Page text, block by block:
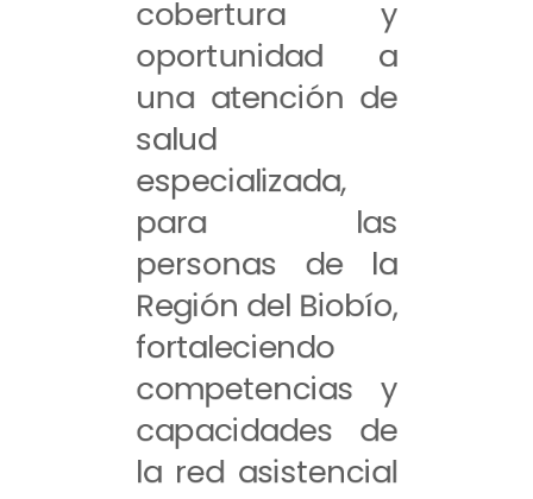
cobertura y
oportunidad a
una atención de
salud
especializada,
para las
personas de la
Región del Biobío,
fortaleciendo
competencias y
capacidades de
la red asistencial